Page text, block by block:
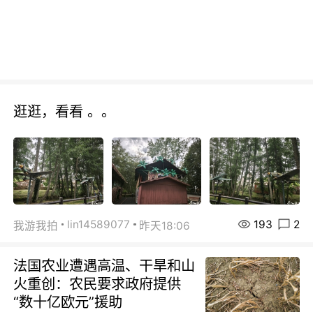
逛逛，看看 。。
我游我拍 lin14589077 昨天18:06 193 2
法国农业遭遇高温、干旱和山
火重创：农民要求政府提供
“数十亿欧元”援助